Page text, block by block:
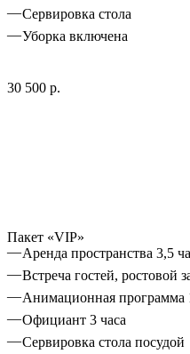
Сервировка стола
Уборка включена
30 500 р.
Пакет «VIP»
Аренда пространства 3,5
Встреча гостей, ростовой
Анимационная программа
Официант 3 часа
Сервировка стола посудой